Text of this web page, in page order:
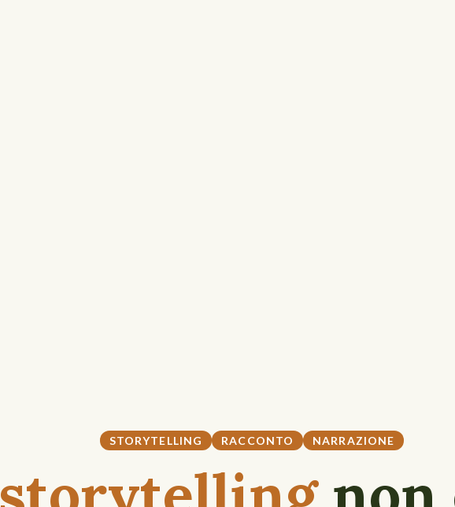
STORYTELLING RACCONTO NARRAZIONE